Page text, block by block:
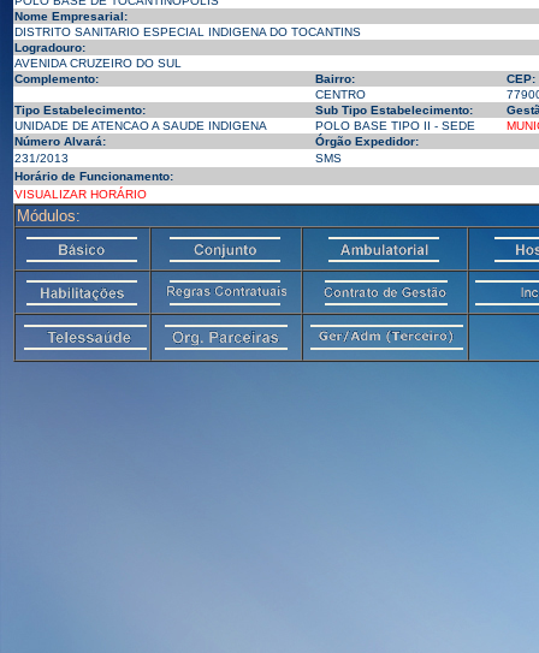
Nome Empresarial:
DISTRITO SANITARIO ESPECIAL INDIGENA DO TOCANTINS
Logradouro:
AVENIDA CRUZEIRO DO SUL
Complemento:
Bairro:
CEP:
CENTRO
Tipo Estabelecimento:
Sub Tipo Estabelecimento:
UNIDADE DE ATENCAO A SAUDE INDIGENA
POLO BASE TIPO II - SEDE
Número Alvará:
Órgão Expedidor:
231/2013
SMS
Horário de Funcionamento:
VISUALIZAR HORÁRIO
Módulos: